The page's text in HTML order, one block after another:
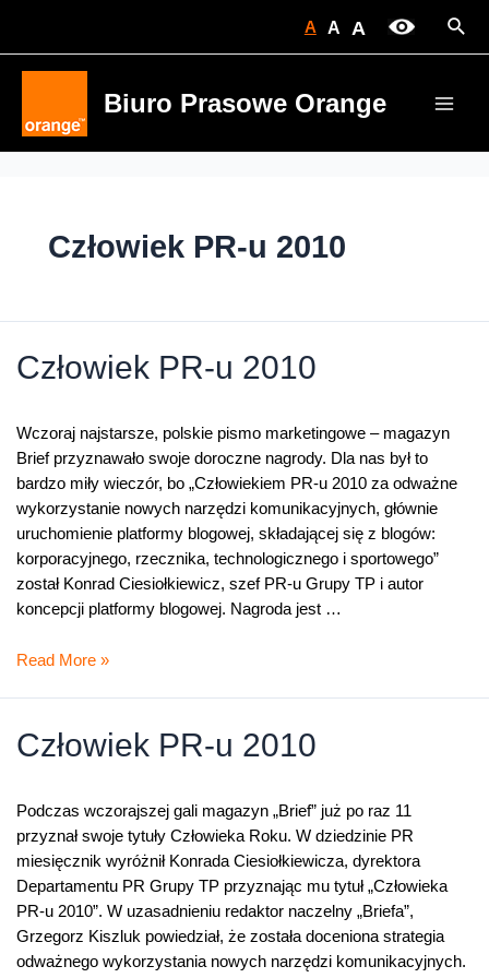
A A A
Biuro Prasowe Orange
Człowiek PR-u 2010
Człowiek PR-u 2010
Wczoraj najstarsze, polskie pismo marketingowe – magazyn
Brief przyznawało swoje doroczne nagrody. Dla nas był to
bardzo miły wieczór, bo „Człowiekiem PR-u 2010 za odważne
wykorzystanie nowych narzędzi komunikacyjnych, głównie
uruchomienie platformy blogowej, składającej się z blogów:
korporacyjnego, rzecznika, technologicznego i sportowego”
został Konrad Ciesiołkiewicz, szef PR-u Grupy TP i autor
koncepcji platformy blogowej. Nagroda jest …
Człowiek
2010
Read More »
Człowiek PR-u 2010
Podczas wczorajszej gali magazyn „Brief” już po raz 11
przyznał swoje tytuły Człowieka Roku. W dziedzinie PR
miesięcznik wyróżnił Konrada Ciesiołkiewicza, dyrektora
Departamentu PR Grupy TP przyznając mu tytuł „Człowieka
PR-u 2010”. W uzasadnieniu redaktor naczelny „Briefa”,
Grzegorz Kiszluk powiedział, że została doceniona strategia
odważnego wykorzystania nowych narzędzi komunikacyjnych.